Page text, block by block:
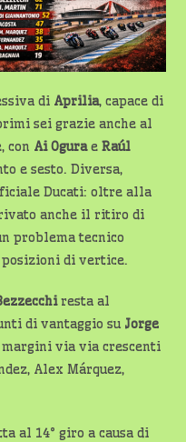
di Aprilia, capace di
sei grazie anche al
con Ai OguraeRaúl
e sesto. Diversa,
Ducati: oltre alla
anche il ritiro di
problema tecnico
di vertice.
resta al
di vantaggio su Jorge
margini via via crescenti
Alex Márquez,
al 14° giro a causa di